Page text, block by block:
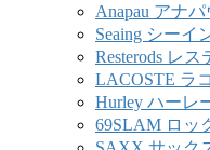
Anapau アナパ
Seaing シーイ
Resterods レ
LACOSTE ラ
Hurley ハーレ
69SLAM ロッ